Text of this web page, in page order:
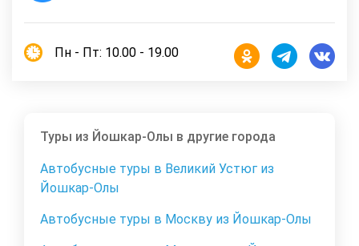
Пн - Пт: 10.00 - 19.00
Туры из Йошкар-Олы в другие города
Автобусные туры в Великий Устюг из
Йошкар-Олы
Автобусные туры в Москву из Йошкар-Олы